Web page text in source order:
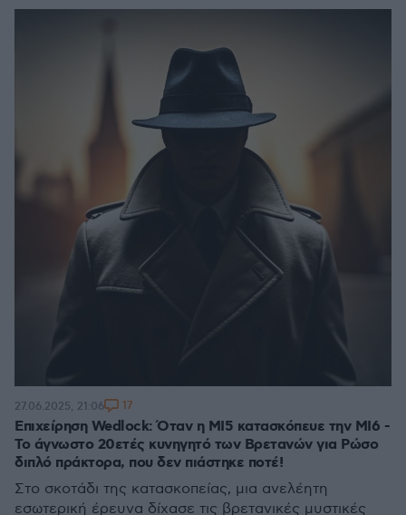
Επιχείρηση Wedlock: Όταν η ΜΙ5 κατασκόπευε την ΜΙ6 -
Το άγνωστο 20ετές κυνηγητό των Βρετανών για Ρώσο
διπλό πράκτορα, που δεν πιάστηκε ποτέ!
Στο σκοτάδι της κατασκοπείας, μια ανελέητη
εσωτερική έρευνα δίχασε τις βρετανικές μυστικές
27.06.2025, 21:06 17